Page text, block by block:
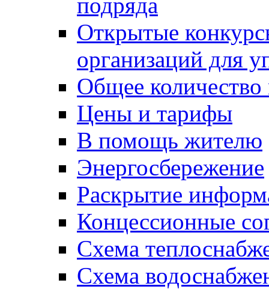
Открытые
организаций для
Общее
Цены и тарифы
В помощь жителю
Энергосбережение
Раскрытие
Концессионные
Схема
Схема